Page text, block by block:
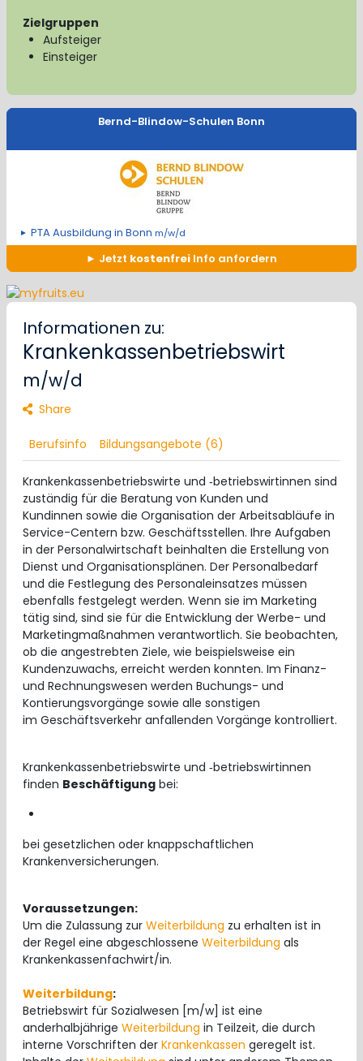
Zielgruppen
Aufsteiger
Einsteiger
Bernd-Blindow-Schulen Bonn
PTA Ausbildung in Bonn m/w/d
Jetzt kostenfrei Info anfordern
Informationen zu:
Krankenkassenbetriebswirt
m/w/d
Share
Berufsinfo Bildungsangebote (6)
Krankenkassenbetriebswirte und ‑betriebswirtinnen sind
zuständig für die Beratung von Kunden und
Kundinnen sowie die Organisation der Arbeitsabläufe in
Service-Centern bzw. Geschäftsstellen. Ihre Aufgaben
in der Personalwirtschaft beinhalten die Erstellung von
Dienst und Organisationsplänen. Der Personalbedarf
und die Festlegung des Personaleinsatzes müssen
ebenfalls festgelegt werden. Wenn sie im Marketing
tätig sind, sind sie für die Entwicklung der Werbe- und
Marketingmaßnahmen verantwortlich. Sie beobachten,
ob die angestrebten Ziele, wie beispielsweise ein
Kundenzuwachs, erreicht werden konnten. Im Finanz-
und Rechnungswesen werden Buchungs- und
Kontierungsvorgänge sowie alle sonstigen
im Geschäftsverkehr anfallenden Vorgänge kontrolliert.
Krankenkassenbetriebswirte und ‑betriebswirtinnen
finden Beschäftigung bei:
bei gesetzlichen oder knappschaftlichen
Krankenversicherungen.
Voraussetzungen:
Um die Zulassung zur Weiterbildung zu erhalten ist in
der Regel eine abgeschlossene Weiterbildung als
Krankenkassenfachwirt/in.
Weiterbildung:
Betriebswirt für Sozialwesen [m/w] ist eine
anderhalbjährige Weiterbildung in Teilzeit, die durch
interne Vorschriften der Krankenkassen geregelt ist.